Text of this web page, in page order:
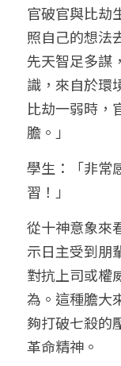
官破官與比劫
照自己的想法
先天智足多謀
識，來自於環
比劫一弱時，
膽。」
學生：「非常
習！」
從十神意象來
示日主受到朋
對抗上司或權
為。這種膽大
夠打破七殺的
革命精神。